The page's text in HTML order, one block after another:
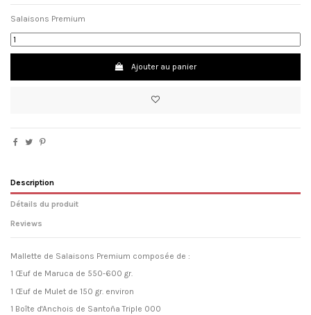
Salaisons Premium
Ajouter au panier
Description
Détails du produit
Reviews
Mallette de Salaisons Premium composée de :
1 Œuf de Maruca de 550-600 gr.
1 Œuf de Mulet de 150 gr. environ
1 Boîte d'Anchois de Santoña Triple 000
×